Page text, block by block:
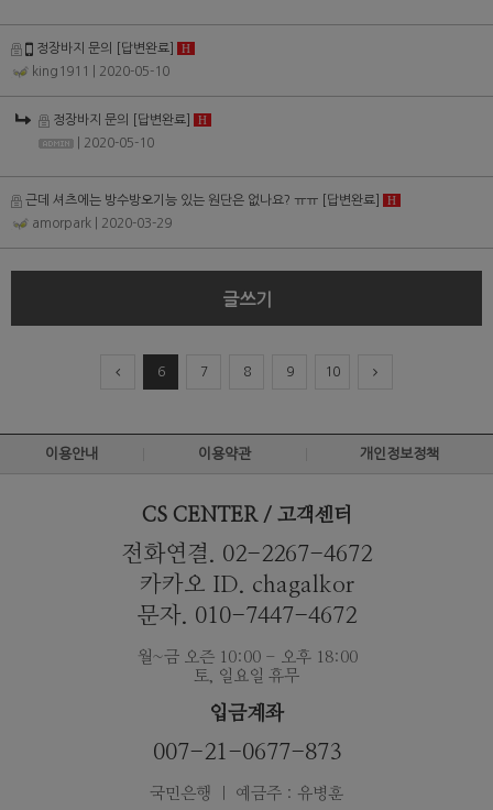
정장바지 문의 [답변완료]
H
king1911
| 2020-05-10
정장바지 문의 [답변완료]
H
| 2020-05-10
근데 셔츠에는 방수방오기능 있는 원단은 없나요? ㅠㅠ [답변완료]
H
amorpark
| 2020-03-29
글쓰기
6 7 8 9 10
이용안내 이용약관 개인정보정책
CS CENTER / 고객센터
전화연결. 02-2267-4672
카카오 ID. chagalkor
문자. 010-7447-4672
월~금 오즌 10:00 - 오후 18:00
토, 일요일 휴무
입금계좌
007-21-0677-873
국민은행 ｜ 예금주 : 유병훈